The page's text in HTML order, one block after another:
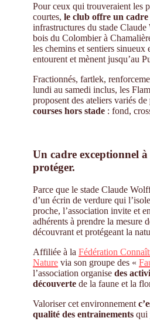
Pour ceux qui trouveraient les
courtes, le club offre un cadre
infrastructures du stade
bois du Colombier à
les chemins et sentiers sinueux
entourent et mènent jusqu’au
Fractionnés, fartlek,
lundi au samedi inclus, les
proposent des ateliers variés de
courses hors stade : fond,
Un cadre exceptionnel
protéger.
Parce que le stade Claude
d’un écrin de verdure qui
proche, l’association invite et
adhérents à prendre la mesure
découvrant et protégeant la
Affiliée à la Fédération
Nature via son groupe des «
l’association organise des
découverte de la faune et la
Valoriser cet environnement
qualité des entrainements qui